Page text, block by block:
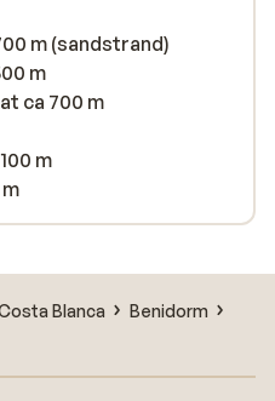
m (sandstrand)
m
ca 700 m
m
Blanca
Benidorm